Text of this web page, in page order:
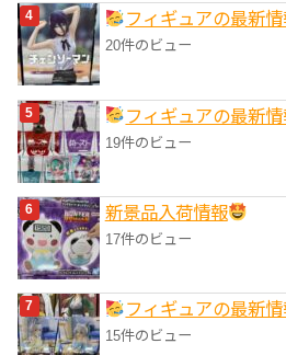
フィギュアの最新
20件のビュー
フィギュアの最新
19件のビュー
‎新景品入荷情報
17件のビュー
フィギュアの最新
15件のビュー